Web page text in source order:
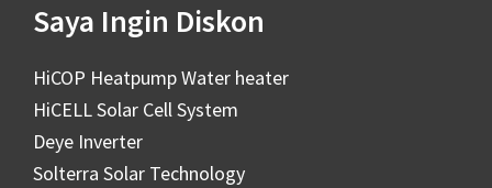
Saya Ingin Diskon
HiCOP Heatpump Water heater
HiCELL Solar Cell System
Deye Inverter
Solterra Solar Technology